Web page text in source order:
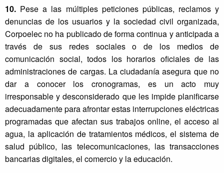
10. Pese a las múltiples peticiones públicas, reclamos y
denuncias de los usuarios y la sociedad civil organizada,
Corpoelec no ha publicado de forma continua y anticipada a
través de sus redes sociales o de los medios de
comunicación social, todos los horarios oficiales de las
administraciones de cargas. La ciudadanía asegura que no
dar a conocer los cronogramas, es un acto muy
irresponsable y desconsiderado que les impide planificarse
adecuadamente para afrontar estas interrupciones eléctricas
programadas que afectan sus trabajos online, el acceso al
agua, la aplicación de tratamientos médicos, el sistema de
salud público, las telecomunicaciones, las transacciones
bancarias digitales, el comercio y la educación.